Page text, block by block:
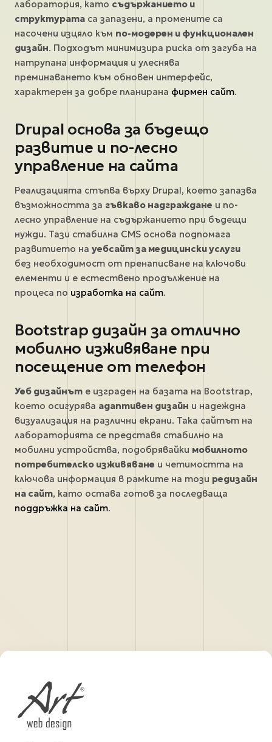
лаборатория, като съдържанието и
структурата са запазени, а промените са
насочени изцяло към по-модерен и функционален
дизайн. Подходът минимизира риска от загуба на
натрупана информация и улеснява
преминаването към обновен интерфейс,
характерен за добре планирана фирмен сайт.
Drupal основа за бъдещо
развитие и по-лесно
управление на сайта
Реализацията стъпва върху Drupal, което запазва
възможността за гъвкаво надграждане и по-
лесно управление на съдържанието при бъдещи
нужди. Тази стабилна CMS основа подпомага
развитието на уебсайт за медицински услуги
без необходимост от пренаписване на ключови
елементи и е естествено продължение на
процеса по изработка на сайт.
Bootstrap дизайн за отлично
мобилно изживяване при
посещение от телефон
Уеб дизайнът е изграден на базата на Bootstrap,
което осигурява адаптивен дизайн и надеждна
визуализация на различни екрани. Така сайтът на
лабораторията се представя стабилно на
мобилни устройства, подобрявайки мобилното
потребителско изживяване и четимостта на
ключова информация в рамките на този редизайн
на сайт, като остава готов за последваща
поддръжка на сайт.